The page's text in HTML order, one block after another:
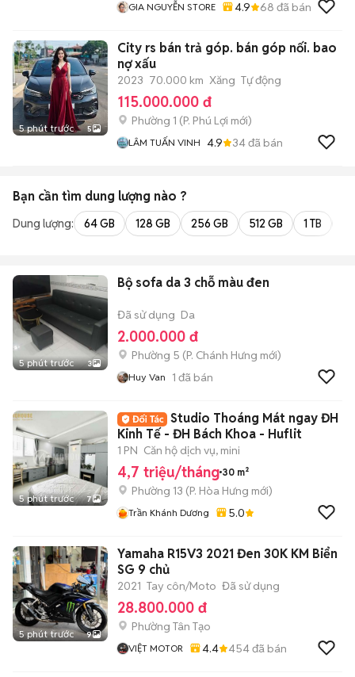
GIA NGUYỄN STORE 4.9 68 đã bán
5 phút trước 5
City rs bán trả góp. bán góp nối. bao
nợ xấu
2023 70.000 km Xăng Tự động
115.000.000 đ
Phường 1 (P. Phú Lợi mới)
LÂM TUẤN VINH 4.9 34đã bán
Bạn cần tìm dung lượng nào ?
Dung lượng: 64 GB 128 GB 256 GB 512 GB 1 TB
5 phút trước 3
Bộ sofa da 3 chỗ màu đen
Đã sử dụng Da
2.000.000 đ
Phường 5 (P. Chánh Hưng mới)
Huy Van 1 đã bán
5 phút trước 7
Studio Thoáng Mát ngay ĐH
Kinh Tế - ĐH Bách Khoa - Huflit
1 PN Căn hộ dịch vụ, mini
4,7 triệu/tháng 30 m²
Phường 13 (P. Hòa Hưng mới)
Trần Khánh Dương 5.0
5 phút trước 9
Yamaha R15V3 2021 Đen 30K KM Biển
SG 9 chủ
2021 Tay côn/Moto Đã sử dụng
28.800.000 đ
Phường Tân Tạo
VIỆT MOTOR 4.4 454đã bán